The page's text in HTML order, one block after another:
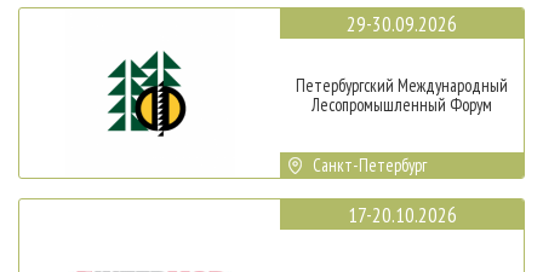
29-30.09.2026
Петербургский Международный
Лесопромышленный Форум
Санкт-Петербург
17-20.10.2026